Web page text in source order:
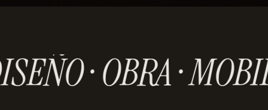
· OBRA ·